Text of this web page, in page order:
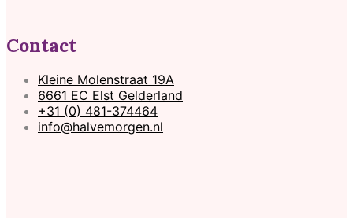
Contact
Kleine Molenstraat 19A
6661 EC Elst Gelderland
+31 (0) 481-374464
info@halvemorgen.nl